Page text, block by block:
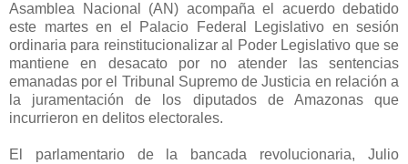
Asamblea Nacional (AN) acompaña el acuerdo debatido
este martes en el Palacio Federal Legislativo en sesión
ordinaria para reinstitucionalizar al Poder Legislativo que se
mantiene en desacato por no atender las sentencias
emanadas por el Tribunal Supremo de Justicia en relación a
la juramentación de los diputados de Amazonas que
incurrieron en delitos electorales.
El parlamentario de la bancada revolucionaria, Julio